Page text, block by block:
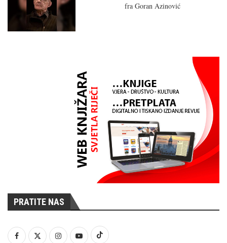
fra Goran Azinović
PRATITE NAS